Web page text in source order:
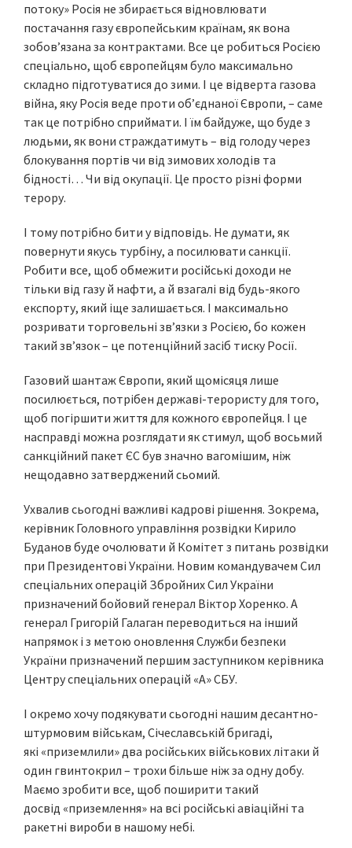
потоку» Росія не збирається відновлювати
постачання газу європейським країнам, як вона
зобовʼязана за контрактами. Все це робиться Росією
спеціально, щоб європейцям було максимально
складно підготуватися до зими. І це відверта газова
війна, яку Росія веде проти обʼєднаної Європи, – саме
так це потрібно сприймати. І їм байдуже, що буде з
людьми, як вони страждатимуть – від голоду через
блокування портів чи від зимових холодів та
бідності… Чи від окупації. Це просто різні форми
терору.
І тому потрібно бити у відповідь. Не думати, як
повернути якусь турбіну, а посилювати санкції.
Робити все, щоб обмежити російські доходи не
тільки від газу й нафти, а й взагалі від будь-якого
експорту, який іще залишається. І максимально
розривати торговельні звʼязки з Росією, бо кожен
такий звʼязок – це потенційний засіб тиску Росії.
Газовий шантаж Європи, який щомісяця лише
посилюється, потрібен державі-терористу для того,
щоб погіршити життя для кожного європейця. І це
насправді можна розглядати як стимул, щоб восьмий
санкційний пакет ЄС був значно вагомішим, ніж
нещодавно затверджений сьомий.
Ухвалив сьогодні важливі кадрові рішення. Зокрема,
керівник Головного управління розвідки Кирило
Буданов буде очолювати й Комітет з питань розвідки
при Президентові України. Новим командувачем Сил
спеціальних операцій Збройних Сил України
призначений бойовий генерал Віктор Хоренко. А
генерал Григорій Галаган переводиться на інший
напрямок і з метою оновлення Служби безпеки
України призначений першим заступником керівника
Центру спеціальних операцій «А» СБУ.
І окремо хочу подякувати сьогодні нашим десантно-
штурмовим військам, Січеславській бригаді,
які «приземлили» два російських військових літаки й
один гвинтокрил – трохи більше ніж за одну добу.
Маємо зробити все, щоб поширити такий
досвід «приземлення» на всі російські авіаційні та
ракетні вироби в нашому небі.